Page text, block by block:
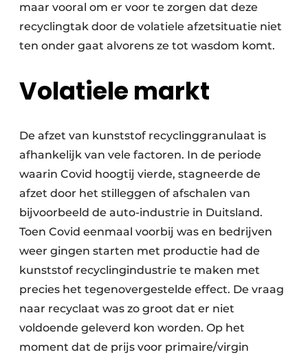
maar vooral om er voor te zorgen dat deze
recyclingtak door de volatiele afzetsituatie niet
ten onder gaat alvorens ze tot wasdom komt.
Volatiele markt
De afzet van kunststof recyclinggranulaat is
afhankelijk van vele factoren. In de periode
waarin Covid hoogtij vierde, stagneerde de
afzet door het stilleggen of afschalen van
bijvoorbeeld de auto-industrie in Duitsland.
Toen Covid eenmaal voorbij was en bedrijven
weer gingen starten met productie had de
kunststof recyclingindustrie te maken met
precies het tegenovergestelde effect. De vraag
naar recyclaat was zo groot dat er niet
voldoende geleverd kon worden. Op het
moment dat de prijs voor primaire/virgin